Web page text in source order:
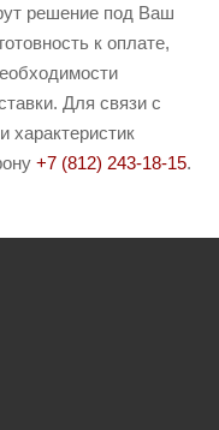
решение под Ваш
к оплате,
Для связи с
характеристик
+7 (812) 243-18-15.